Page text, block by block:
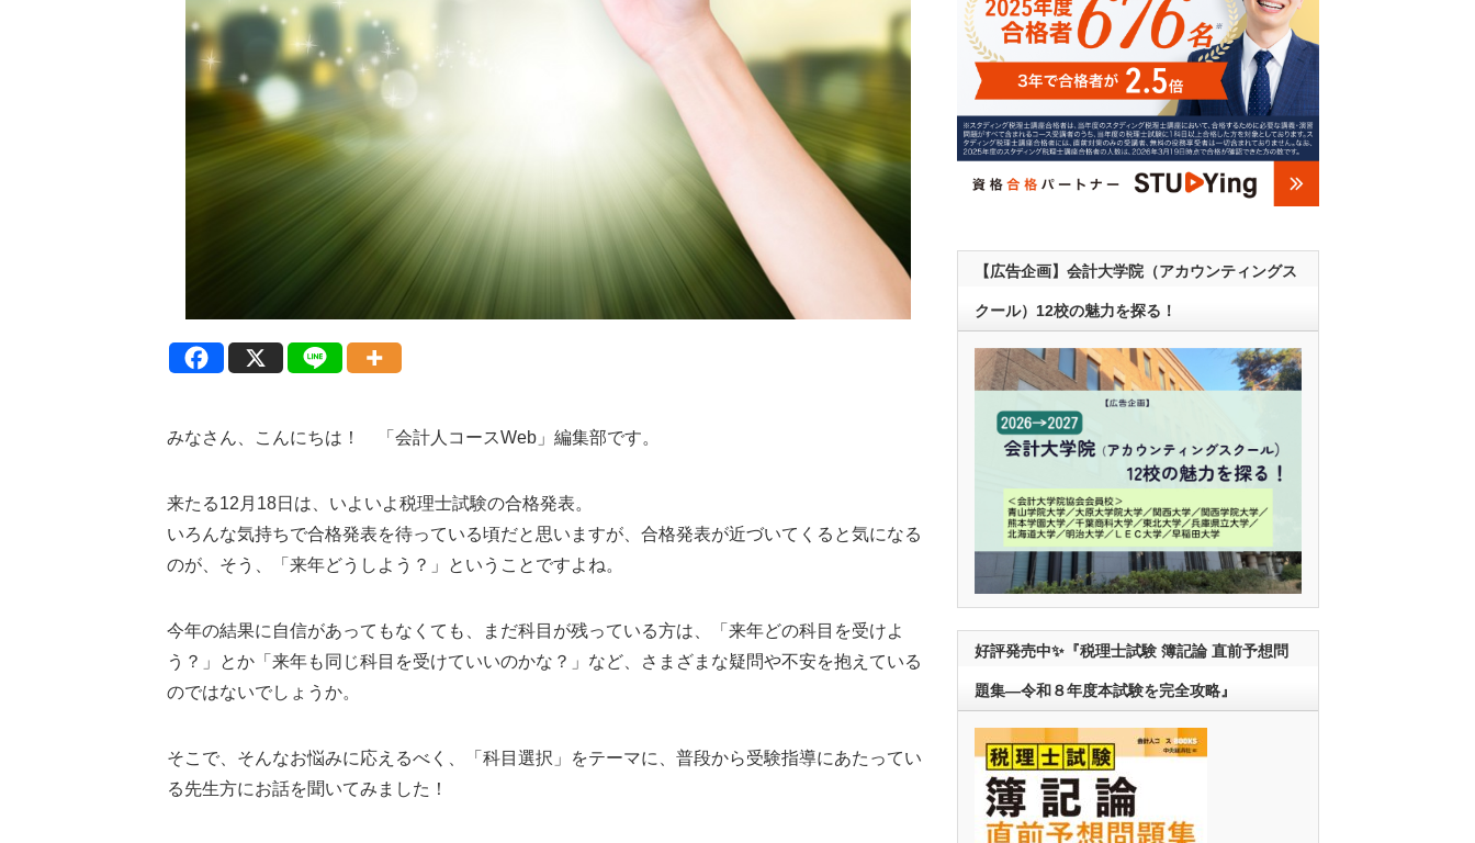
みなさん、こんにちは！ 「会計人コースWeb」編集部です。
来たる12月18日は、いよいよ税理士試験の合格発表。
いろんな気持ちで合格発表を待っている頃だと思いますが、合格発表が近づいてくると気になる
のが、そう、「来年どうしよう？」ということですよね。
今年の結果に自信があってもなくても、まだ科目が残っている方は、「来年どの科目を受けよ
う？」とか「来年も同じ科目を受けていいのかな？」など、さまざまな疑問や不安を抱えている
のではないでしょうか。
そこで、そんなお悩みに応えるべく、「科目選択」をテーマに、普段から受験指導にあたってい
る先生方にお話を聞いてみました！
【広告企画】会計大学院（アカウンティングス
クール）12校の魅力を探る！
好評発売中✨『税理士試験 簿記論 直前予想問
題集―令和８年度本試験を完全攻略』